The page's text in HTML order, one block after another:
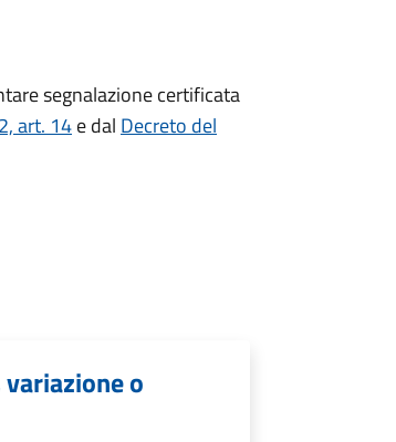
segnalazione certificata
art. 14e dal Decreto del
o